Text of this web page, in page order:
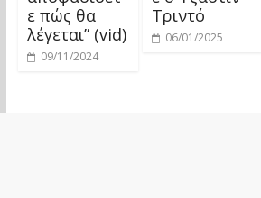
ε πώς θα
λέγεται” (vid)
09/11/2024
Τριντό
06/01/2025